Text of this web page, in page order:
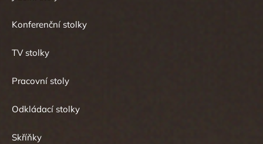
Konferenční stolky
TV stolky
Pracovní stoly
Odkládací stolky
Skříňky